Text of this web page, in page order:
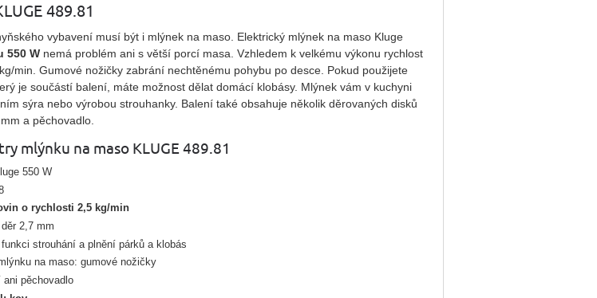
489.81
vybavení musí být i mlýnek na maso. Elektrický mlýnek na maso Kluge
550 W nemá problém ani s větší porcí masa. Vzhledem k velkému výkonu rychlost
min. Gumové nožičky zabrání nechtěnému pohybu po desce. Pokud použijete
je součástí balení, máte možnost dělat domácí klobásy. Mlýnek vám v kuchyni
sýra nebo výrobou strouhanky. Balení také obsahuje několik děrovaných disků
a pěchovadlo.
mlýnku na maso KLUGE 489.81
550 W
o rychlosti 2,5 kg/min
2,7 mm
strouhání a plnění párků a klobás
na maso: gumové nožičky
pěchovadlo